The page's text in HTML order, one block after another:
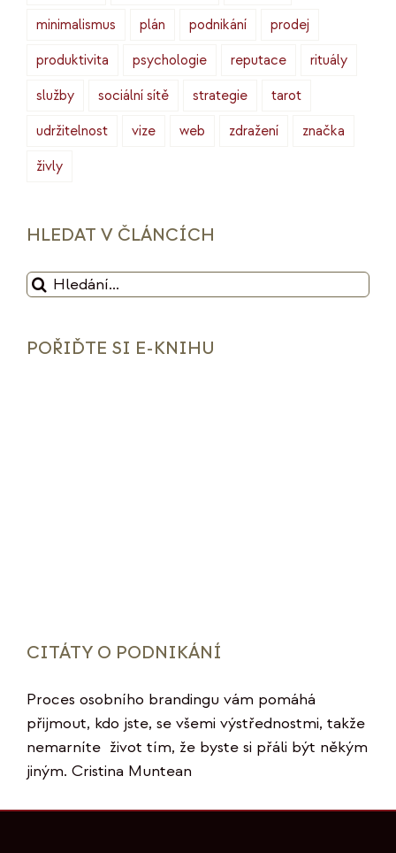
minimalismus
plán podnikání
prodej
produktivita
psychologie reputace
rituály
služby
sociální sítě strategie
tarot
udržitelnost
vize web zdražení
značka
živly
HLEDAT V ČLÁNCÍCH
Hledat:
POŘIĎTE SI E-KNIHU
CITÁTY O PODNIKÁNÍ
Proces osobního brandingu vám pomáhá
přijmout, kdo jste, se všemi výstřednostmi, takže
nemarníte život tím, že byste si přáli být někým
jiným. Cristina Muntean